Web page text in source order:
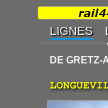
DE GRETZ-